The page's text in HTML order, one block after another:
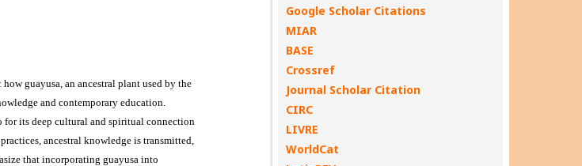
Google Scholar Citations
MIAR
BASE
Crossref
Journal Scholar Citation
CIRC
LIVRE
WorldCat